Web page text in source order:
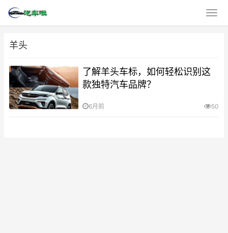
羊头
了解羊头车标，如何轻松识别这
款独特汽车品牌？
6月前 50